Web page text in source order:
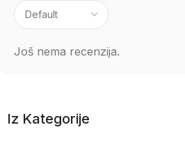
Još nema recenzija.
Iz Kategorije